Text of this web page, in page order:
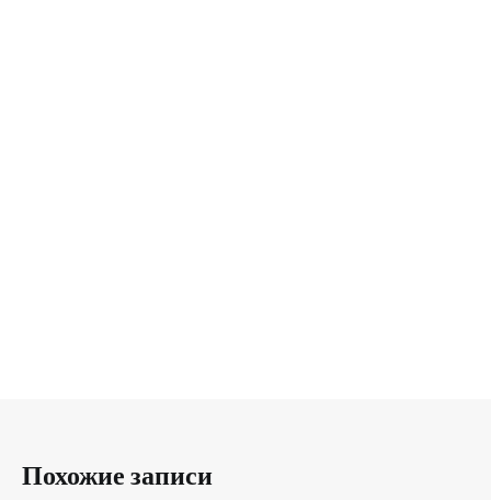
Похожие записи